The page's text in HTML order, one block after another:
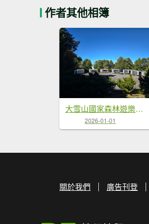
作者其他相簿
大雪山國家森林遊樂區賞楓／看神木／賞雪白山頭／賞大景
2026-01-01
關於我們 廣告刊登